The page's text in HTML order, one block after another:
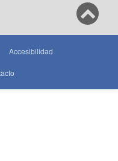
Accesibilidad